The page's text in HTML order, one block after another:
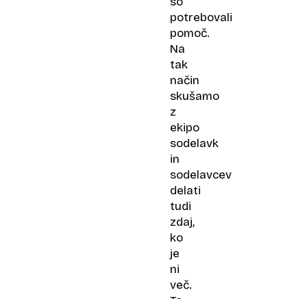
potrebovali
pomoč.
Na
tak
način
skušamo
z
ekipo
sodelavk
in
sodelavcev
delati
tudi
zdaj,
ko
je
ni
več.